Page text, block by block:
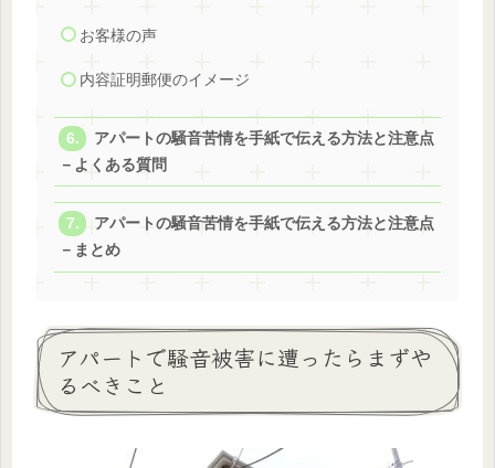
お客様の声
内容証明郵便のイメージ
アパートの騒音苦情を手紙で伝える方法と注意点
－よくある質問
アパートの騒音苦情を手紙で伝える方法と注意点
－まとめ
アパートで騒音被害に遭ったらまずや
るべきこと